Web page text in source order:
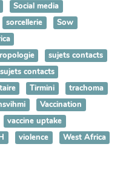
Social media
sorcellerie
Sow
sujets contacts
contacts
Tirmini
trachoma
Vaccination
vaccine uptake
violence
West Africa